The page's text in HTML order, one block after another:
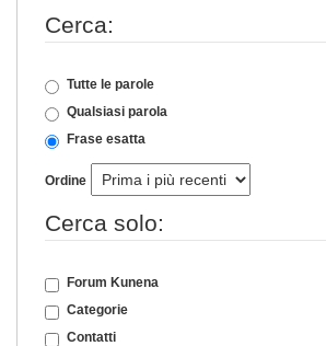
Cerca:
Tutte le parole
Qualsiasi parola
Frase esatta
Ordine
Cerca solo:
Forum Kunena
Categorie
Contatti